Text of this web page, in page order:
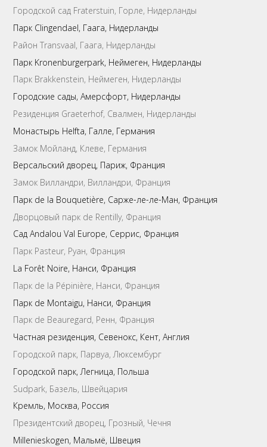
Городской сад Fraterstuin, Горле, Нидерланды
Парк Clingendael, Гаага, Нидерланды
Район Transvaal, Гаага, Нидерланды
Парк Kronenburgerpark, Неймеген, Нидерланды
Парк Brakkenstein, Неймеген, Нидерланды
Городские сады, Амерсфорт, Нидерланды
Резиденция Graeterhof, Свалмен, Нидерланды
Монастырь Helfta, Галле, Германия
Замок Мойланд, Клеве, Германия
Версальский дворец, Париж, Франция
Замок Вилландри, Вилландри, Франция
Парк de la Bouquetière, Сарже-ле-ле-Ман, Франция
Дворцовый парк de Rentilly, Франция
Сад Andalou Val Europe, Серрис, Франция
Парк Pasteur, Руан, Франция
La Forêt Noire, Нанси, Франция
Парк de la Pépinière, Нанси, Франция
Парк de Montaigu, Нанси, Франция
Парк de Beauregard, Ренн, Франция
Частная резиденция, Севенокс, Кент, Англия
Городской парк, Парвуа, Люксембург
Городской парк, Легница, Польша
Sudpark, Базель, Швейцария
Кремль, Москва, Россия
Президентский дворец, Грозный, Чечня
Millenieskogen, Мальмё, Швеция